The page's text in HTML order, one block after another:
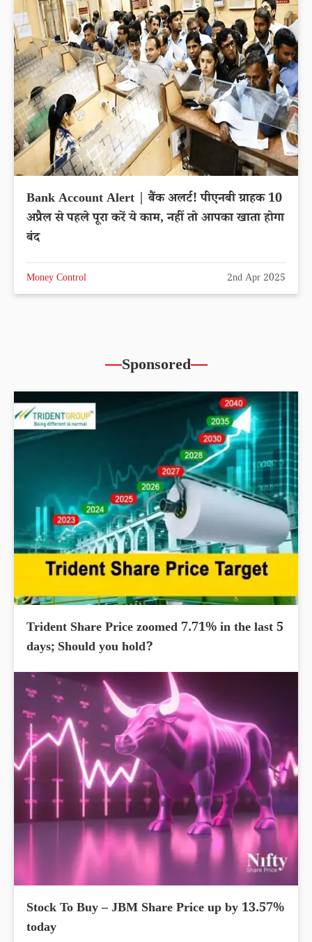
Bank Account Alert | बैंक अलर्ट! पीएनबी ग्राहक 10
अप्रैल से पहले पूरा करें ये काम, नहीं तो आपका खाता होगा
बंद
Money Control 2nd Apr 2025
Sponsored
Trident Share Price zoomed 7.71% in the last 5
days; Should you hold?
Stock To Buy – JBM Share Price up by 13.57%
today